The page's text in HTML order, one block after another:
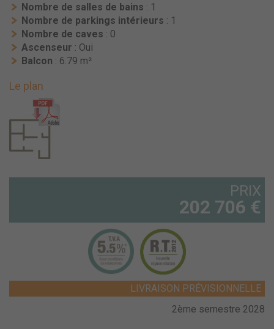
Nombre de salles de bains : 1
Nombre de parkings intérieurs : 1
Nombre de caves : 0
Ascenseur : Oui
Balcon : 6.79 m²
Le plan
PRIX
202 706 €
LIVRAISON PRÉVISIONNELLE
2ème semestre 2028